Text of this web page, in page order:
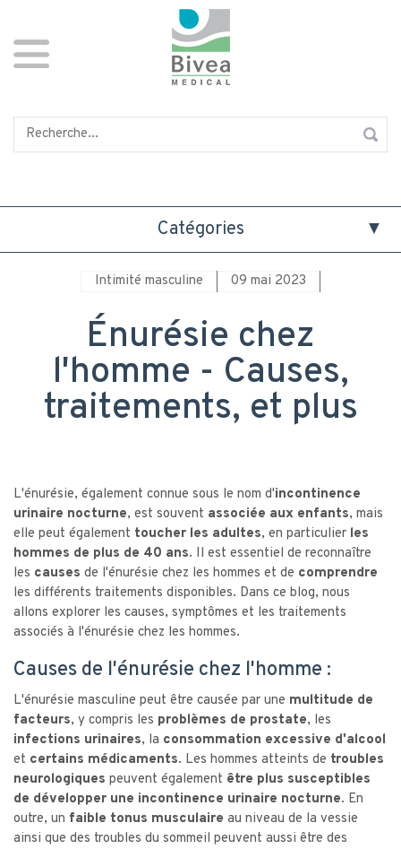
contenu
principal
Catégories
Intimité masculine 09 mai 2023
Énurésie chez
l'homme - Causes,
traitements, et plus
L'énurésie, également connue sous le nom d'incontinence
urinaire nocturne, est souvent associée aux enfants, mais
elle peut également toucher les adultes, en particulier les
hommes de plus de 40 ans. Il est essentiel de reconnaître
les causes de l'énurésie chez les hommes et de comprendre
les différents traitements disponibles. Dans ce blog, nous
allons explorer les causes, symptômes et les traitements
associés à l'énurésie chez les hommes.
Causes de l'énurésie chez l'homme :
L'énurésie masculine peut être causée par une multitude de
facteurs, y compris les problèmes de prostate, les
infections urinaires, la consommation excessive d'alcool
et certains médicaments. Les hommes atteints de troubles
neurologiques peuvent également être plus susceptibles
de développer une incontinence urinaire nocturne. En
outre, un faible tonus musculaire au niveau de la vessie
ainsi que des troubles du sommeil peuvent aussi être des
Panneau de gestion des cookies